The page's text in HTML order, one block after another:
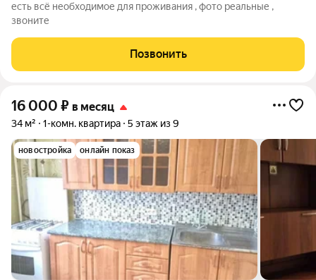
есть всё необходимое для проживания , фото реальные ,
звоните
Позвонить
16 000 ₽ в месяц
34 м² 1-комн. квартира 5 этаж из 9
новостройка онлайн показ